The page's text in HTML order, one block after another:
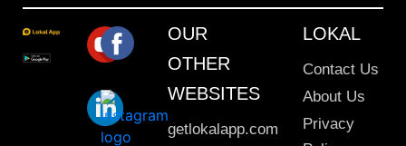
OUR
OTHER
WEBSITES
getlokalapp.com
LOKAL
Contact Us
About Us
Privacy